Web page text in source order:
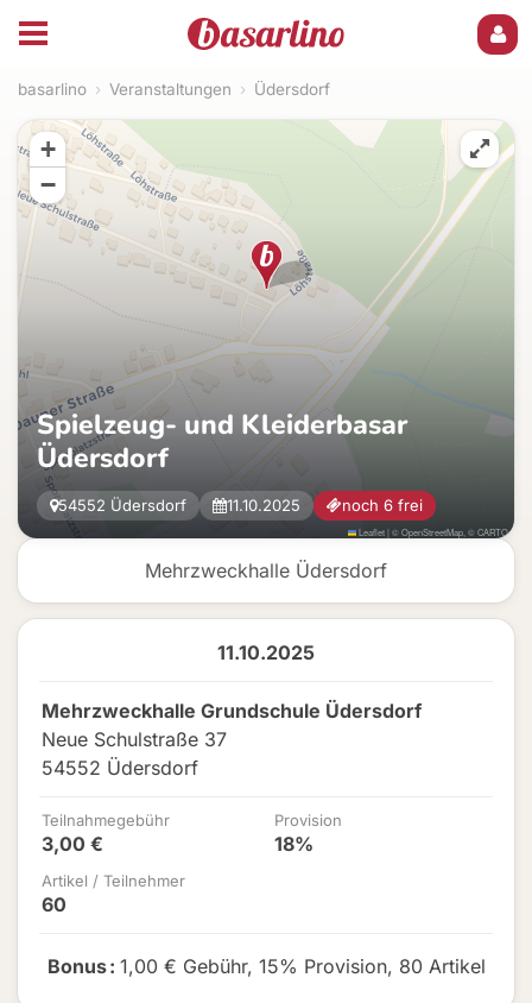
basarlino › Veranstaltungen › Üdersdorf
Mehrzweckhalle Üdersdorf
11.10.2025
Mehrzweckhalle Grundschule Üdersdorf
Neue Schulstraße 37
54552 Üdersdorf
Teilnahmegebühr
3,00 €
Provision
18%
Artikel / Teilnehmer
60
Bonus: 1,00 € Gebühr, 15% Provision, 80 Artikel
Spielzeug- und Kleiderbasar
Üdersdorf
54552 Üdersdorf 11.10.2025 noch 6 frei
+
−
Leaflet|©OpenStreetMap , ©CARTO